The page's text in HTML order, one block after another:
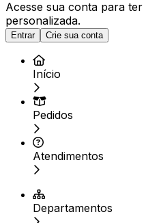
Acesse sua conta para ter
personalizada.
Entrar Crie sua conta
Início
Pedidos
Atendimentos
Departamentos